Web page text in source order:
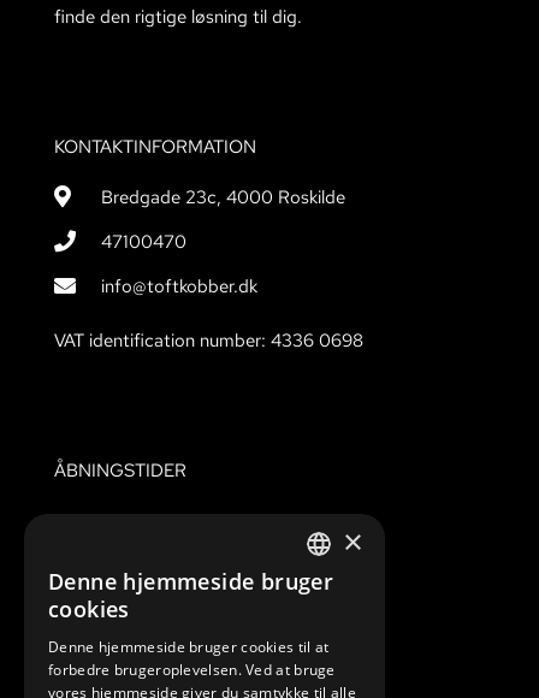
finde den rigtige løsning til dig.
KONTAKTINFORMATION
Bredgade 23c, 4000 Roskilde
47100470
info@toftkobber.dk
VAT identification number: 4336 0698
ÅBNINGSTIDER
Mandag – Fredag:07.00 til 16.00
Søndag & HelligdageLukket DANISH
×
Denne hjemmeside bruger
cookies
Denne hjemmeside bruger cookies til at
forbedre brugeroplevelsen. Ved at bruge
vores hjemmeside giver du samtykke til alle